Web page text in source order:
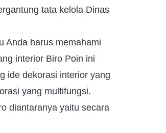
tata kelola Dinas
Anda harus memahami
interior Biro Poin ini
ide dekorasi interior yang
yang multifungsi.
diantaranya yaitu secara